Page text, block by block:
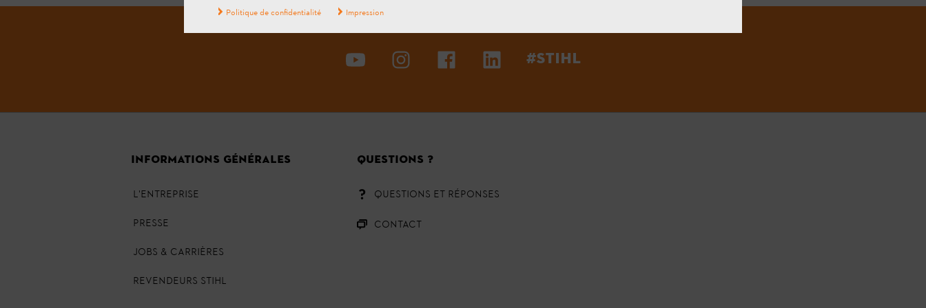
#STIHL
INFORMATIONS GÉNÉRALES
L'ENTREPRISE
PRESSE
JOBS & CARRIÈRES
REVENDEURS STIHL
QUESTIONS ?
QUESTIONS ET RÉPONSES
CONTACT
Politique de confidentialité Impression